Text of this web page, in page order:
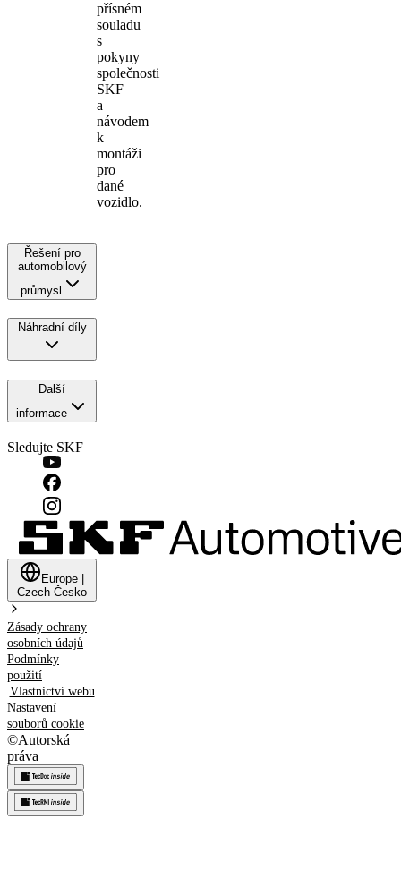
přísném
souladu
s
pokyny
společnosti
SKF
a
návodem
k
montáži
pro
dané
vozidlo.
Řešení pro
automobilový
průmysl
Náhradní díly
Další
informace
Sledujte SKF
Europe
Czech Česko
Zásady ochrany
osobních údajů
Podmínky
použití
Vlastnictví webu
Nastavení
souborů cookie
©Autorská
práva